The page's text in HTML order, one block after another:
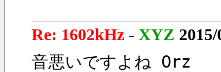
Re: 1602kHz - XYZ
音悪いですよね Orz